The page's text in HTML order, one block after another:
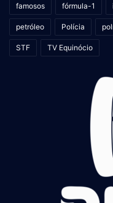
famosos fórmula-1
petróleo Polícia
STF TV Equinócio